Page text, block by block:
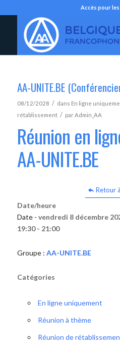
Accès pour
AA-UNITE.BE
08/12/2028 / dans En ligne
rétablissement / parAdmin_AA
Réunion en
AA-UNITE.BE
Retour
Date/heure
Date - vendredi 8 décembre
19:30 - 21:00
Groupe : AA-UNITE.BE
Catégories
En ligne uniquement
Réunion à thème
Réunion de